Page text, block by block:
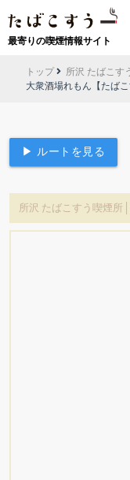
最寄りの喫煙情報サイト
トップ
所沢 たばこす
大衆酒場れもん【たば
▶ ルートを見る
所沢 たばこすう喫煙所